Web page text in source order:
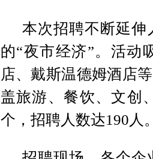
本次招聘不断延伸
的“夜市经济”。活动
店、戴斯温德姆酒店
盖旅游、餐饮、文创
个，招聘人数达190人